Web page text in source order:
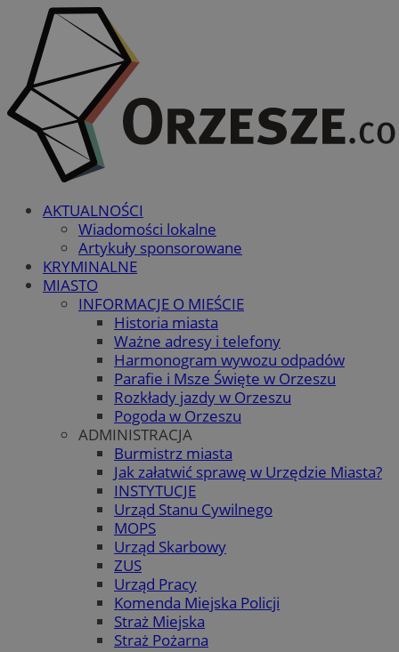
AKTUALNOŚCI
Wiadomości lokalne
Artykuły sponsorowane
KRYMINALNE
MIASTO
INFORMACJE O MIEŚCIE
Historia miasta
Ważne adresy i telefony
Harmonogram wywozu odpadów
Parafie i Msze Święte w Orzeszu
Rozkłady jazdy w Orzeszu
Pogoda w Orzeszu
ADMINISTRACJA
Burmistrz miasta
Jak załatwić sprawę w Urzędzie Miasta?
INSTYTUCJE
Urząd Stanu Cywilnego
MOPS
Urząd Skarbowy
ZUS
Urząd Pracy
Komenda Miejska Policji
Straż Miejska
Straż Pożarna